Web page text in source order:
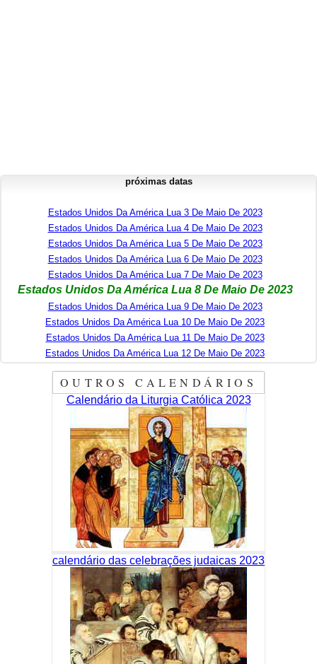
próximas datas
Estados Unidos Da América Lua 3 De Maio De 2023
Estados Unidos Da América Lua 4 De Maio De 2023
Estados Unidos Da América Lua 5 De Maio De 2023
Estados Unidos Da América Lua 6 De Maio De 2023
Estados Unidos Da América Lua 7 De Maio De 2023
Estados Unidos Da América Lua 8 De Maio De 2023
Estados Unidos Da América Lua 9 De Maio De 2023
Estados Unidos Da América Lua 10 De Maio De 2023
Estados Unidos Da América Lua 11 De Maio De 2023
Estados Unidos Da América Lua 12 De Maio De 2023
OUTROS CALENDÁRIOS
Calendário da Liturgia Católica 2023
calendário das celebrações judaicas 2023